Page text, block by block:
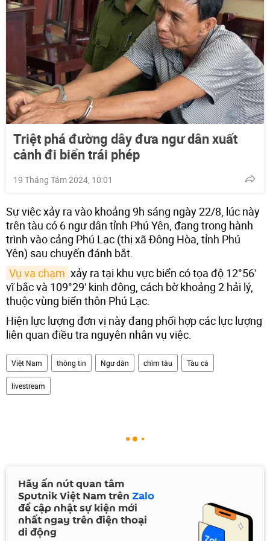
Triệt phá đường dây đưa ngư dân xuất
cảnh đi biển trái phép
19 Tháng Tám 2024, 10:01
Sự việc xảy ra vào khoảng 9h sáng ngày 22/8, lúc này
trên tàu có 6 ngư dân tỉnh Phú Yên, đang trong hành
trình vào cảng Phú Lạc (thị xã Đông Hòa, tỉnh Phú
Yên) sau chuyến đánh bắt.
Vụ va chạm xảy ra tại khu vực biển có tọa độ 12°56'
vĩ bắc và 109°29' kinh đông, cách bờ khoảng 2 hải lý,
thuộc vùng biển thôn Phú Lạc.
Hiện lực lượng đơn vị này đang phối hợp các lực lượng
liên quan điều tra nguyên nhân vụ việc.
Việt Nam thông tin Ngư dân chìm tàu Tàu cá
livestream
Hãy ấn nút quan tâm
Sputnik Việt Nam trên Zalo
để cập nhật sự kiện mới
nhất ngay trên điện thoại
di động